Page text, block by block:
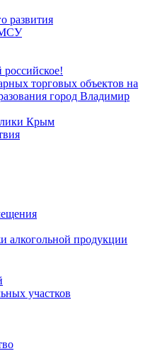
развития
торговых объектов на
город Владимир
Крым
алкогольной продукции
участков